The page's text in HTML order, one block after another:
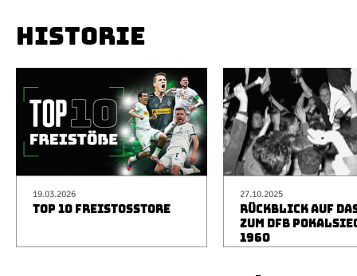
HISTORIE
19.03.2026
TOP 10 FREISTOSSTORE
27.10.2025
RÜCKBLICK AUF
ZUM DFB
1960